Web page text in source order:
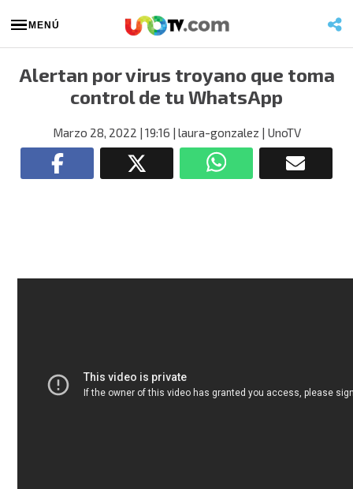
MENÚ
Alertan por virus troyano que toma
control de tu WhatsApp
Marzo 28, 2022 | 19:16 | laura-gonzalez | UnoTV